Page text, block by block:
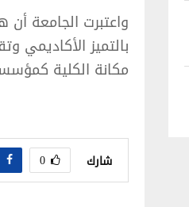
واعتبرت الجامعة أن
بالتميز الأكاديمي
مكانة الكلية
شارك 0